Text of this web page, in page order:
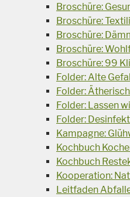
Broschüre:
Broschüre:
Broschüre:
Broschüre:
Broschüre: 99
Folder: Alte
Folder:
Folder: Lassen
Folder:
Kampagne:
Kochbuch
Kochbuch
Kooperation:
Leitfaden